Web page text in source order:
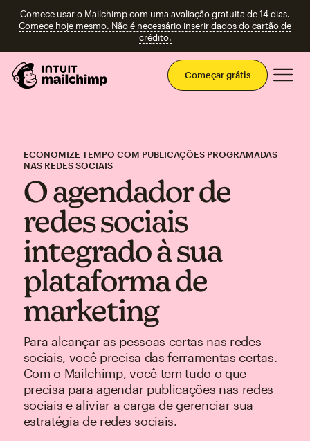
Comece usar o Mailchimp com uma avaliação gratuita de 14 dias.
Comece hoje mesmo. Não é necessário inserir dados do cartão de
crédito.
Começar grátis
ECONOMIZE TEMPO COM PUBLICAÇÕES PROGRAMADAS
NAS REDES SOCIAIS
O agendador de
redes sociais
integrado à sua
plataforma de
marketing
Para alcançar as pessoas certas nas redes
sociais, você precisa das ferramentas certas.
Com o Mailchimp, você tem tudo o que
precisa para agendar publicações nas redes
sociais e aliviar a carga de gerenciar sua
estratégia de redes sociais.